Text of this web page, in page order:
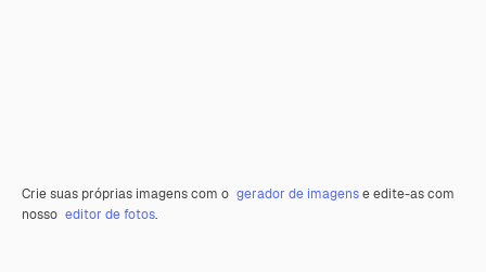
Crie suas próprias imagens com o gerador de imagense edite-as com
nosso editor de fotos.